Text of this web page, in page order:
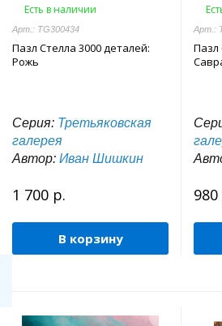
Есть в наличии
Арт.: TG300434
Пазл Стелла 3000 деталей:
Рожь
Серия: Третьяковская
галерея
Автор: Иван Шишкин
1 700 р.
В корзину
Арт.:
Пазл
980